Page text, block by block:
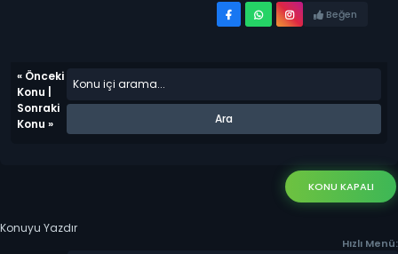
Beğen
« Önceki
Konu
Sonraki
Konu »
KONU KAPALI
Konuyu Yazdır
Hızlı Menü: